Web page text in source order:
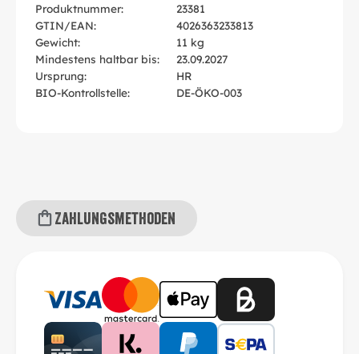
Produktnummer:
23381
GTIN/EAN:
4026363233813
Gewicht:
11 kg
Mindestens haltbar bis:
23.09.2027
Ursprung:
HR
BIO-Kontrollstelle:
DE-ÖKO-003
Zahlungsmethoden